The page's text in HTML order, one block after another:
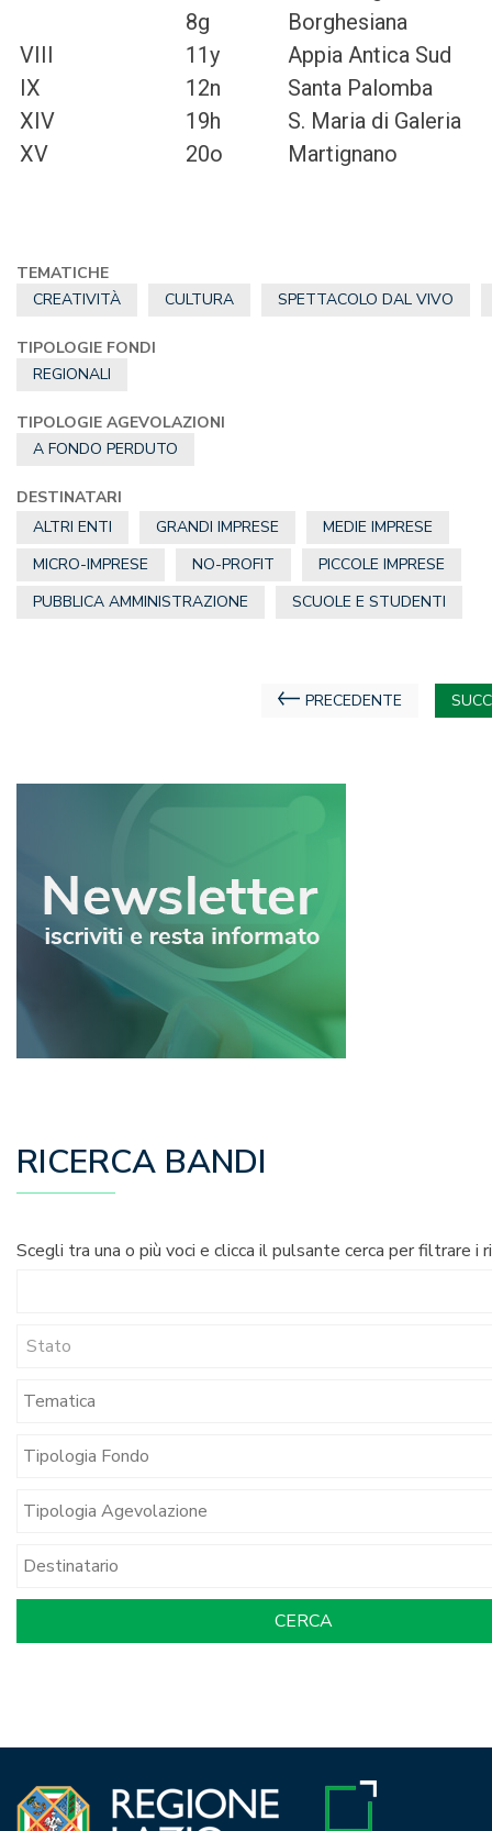
8g
Borghesiana
VIII
11y
Appia Antica Sud
IX
12n
Santa Palomba
XIV
19h
S. Maria di Galeria
XV
20o Martignano
TEMATICHE
CREATIVITÀ
CULTURA SPETTACOLO DAL VIVO
TIPOLOGIE FONDI
REGIONALI
TIPOLOGIE AGEVOLAZIONI
A FONDO PERDUTO
DESTINATARI
ALTRI ENTI
GRANDI IMPRESE
MEDIE IMPRESE
MICRO-IMPRESE
NO-PROFIT
PICCOLE IMPRESE
PUBBLICA AMMINISTRAZIONE
SCUOLE E STUDENTI
PRECEDENTE
RICERCA BANDI
Scegli tra una o più voci e clicca il pulsante cerca per filtrare i
Stato